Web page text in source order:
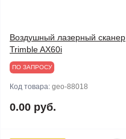
Воздушный лазерный сканер
Trimble AX60i
ПО ЗАПРОСУ
Код товара: geo-88018
0.00 руб.